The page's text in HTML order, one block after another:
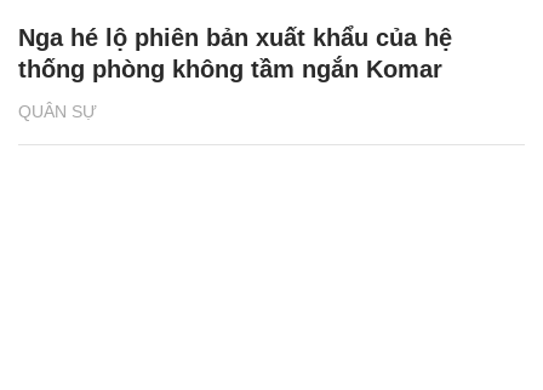
QUÂN SỰ
Nga hé lộ phiên bản xuất khẩu của hệ
thống phòng không tầm ngắn Komar